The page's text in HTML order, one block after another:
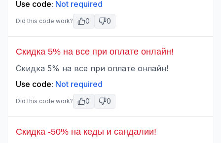
Use code: Not required
Did this code work? 0 0
Скидка 5% на все при оплате онлайн!
Скидка 5% на все при оплате онлайн!
Use code: Not required
Did this code work? 0 0
Скидка -50% на кеды и сандалии!